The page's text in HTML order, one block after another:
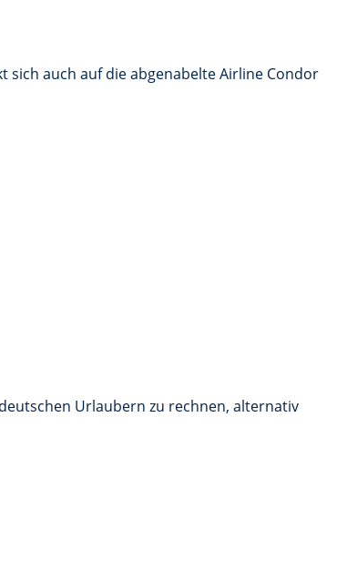
sich auch auf die abgenabelte Airline Condor
Urlaubern zu rechnen, alternativ